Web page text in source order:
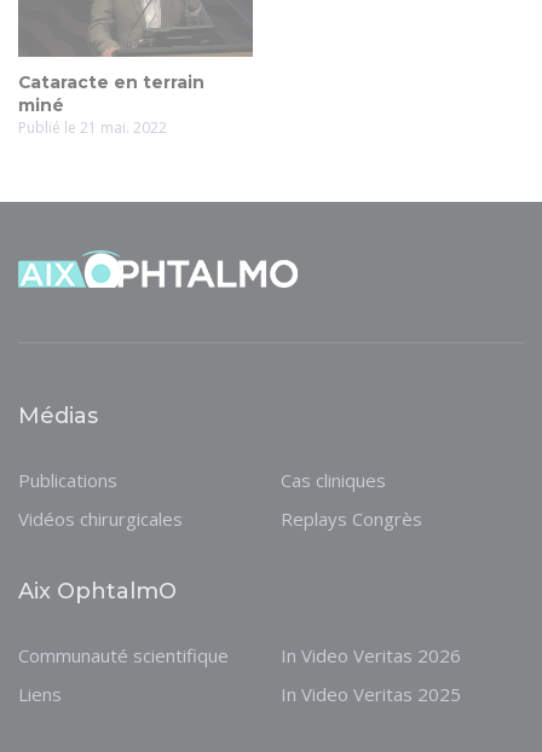
Cataracte en terrain
miné
Publié le 21 mai. 2022
Médias
Publications
Vidéos chirurgicales
Cas cliniques
Replays Congrès
Aix OphtalmO
Communauté scientifique
Liens
In Video Veritas 2026
In Video Veritas 2025